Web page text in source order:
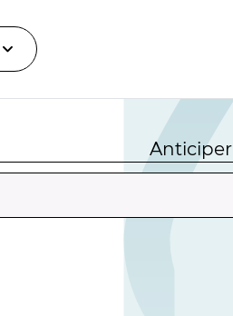
Anticiper